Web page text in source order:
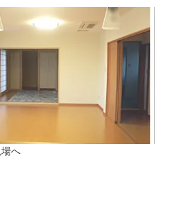
場へ